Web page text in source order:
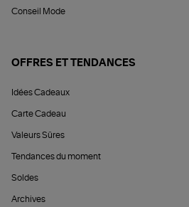
Conseil Mode
OFFRES ET TENDANCES
Idées Cadeaux
Carte Cadeau
Valeurs Sûres
Tendances du moment
Soldes
Archives